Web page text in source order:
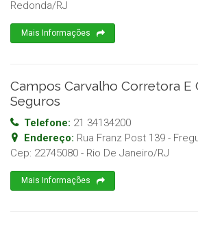
Redonda/RJ
Mais Informações
Campos Carvalho Corretora E
Seguros
Telefone: 21 34134200
Endereço: Rua Franz Post 139 -
Cep: 22745080 - Rio De Janeiro/RJ
Mais Informações